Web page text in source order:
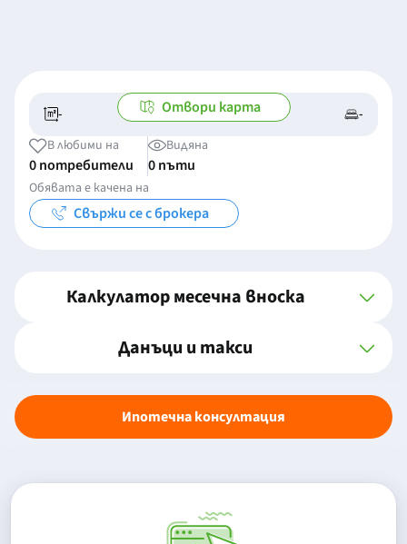
- -/- -
Отвори карта
В любими на
0 потребители
Видяна
0 пъти
Обявата е качена на
Свържи се с брокера
Калкулатор месечна вноска
Данъци и такси
Ипотечна консултация